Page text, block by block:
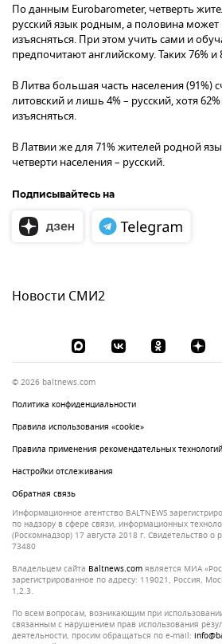
По данным Eurobarometer, четверть
русский язык родным, а половина
изъясняться. При этом учить сами и
предпочитают английскому. Таких 76% и
В Литва большая часть населения
литовский и лишь 4% – русский, хотя
изъясняться.
В Латвии же для 71% жителей родной
четверти населения – русский.
Подписывайтесь на
Новости СМИ2
© 2026 baltnews.com
Политика конфиденциальности
Правила использования «cookie»
Правила применения рекомендательных технологий
Настройки отслеживания
Обратная связь
Информационное агентство BALTNEWS
по надзору в сфере связи, информационных
(Роскомнадзор) 17 августа 2018 г. Свидетельство
73480
Владельцем сайта
baltnews.com является МИА
зарегистрированное по адресу: 119021, Россия,
1,2.3.
По всем вопросам, возникающим при
связанным с нарушением прав использования
деятельности, просим обращаться по e-mail: